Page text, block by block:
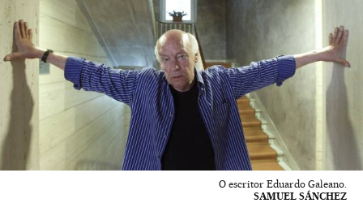
O escritor Eduardo Galeano.
SAMUEL SÁNCHEZ